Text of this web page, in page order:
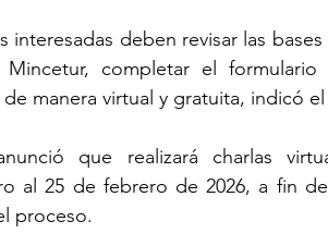
interesadas deben revisar las
completar el
manera virtual y gratuita, indicó el
que realizará charlas
al 25 de febrero de 2026, a fin
proceso.